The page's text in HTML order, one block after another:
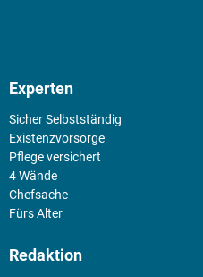
Experten
Sicher Selbstständig
Existenz­vorsorge
Pflege versichert
4 Wände
Chefsache
Fürs Alter
Redaktion